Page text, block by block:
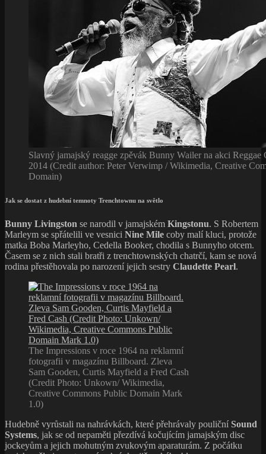
Slavný jamajský reagge zpěvák Bunny Wailer na akci Reggae
2014 (Credit author: Peter Verwimp / Wikimedia, Creative
Domain)
Jak se dostat z hudební temnoty Trenchtownu na světlo
Bunny Livingston se narodil v jamajském Kingstonu. S Robertem
Marleym se spřátelili ve vesnici Nine Mile coby malí kluci, protože
matka Boba Marleyho, Cedella Booker, chodila s Bunnyho otcem.
Časem se z nich stali bratři z trenchtownských chatrčí, kam se nová
rodina přestěhovala po narození jejich sestry Claudette Pearl.
The Impressions v roce 1964 na reklamní
fotografii v magazínu Billboard. Zleva
Sam Gooden, Curtis Mayfield a Fred Cash
(Credit Photo: Unkown/ Wikimedia,
Creative Commons Public Domain Mark
1.0)
Hudebně vyrůstali na nahrávkách, které přehrávaly pouliční Sound
Systems, jak se od nepaměti přezdívá kočujícím jamajským disc
jockeyům a jejich mohutným zvukovým aparaturám. Z počátku